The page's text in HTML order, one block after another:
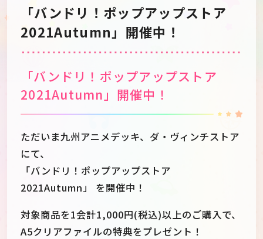
Artist Anime
Schedule About
Goods
「バンドリ！ポップアップストア
2021Autumn」開催中！
「バンドリ！ポップアップストア
2021Autumn」開催中！
ただいま九州アニメデッキ、ダ・ヴィンチストア
にて、
「バンドリ！ポップアップストア
2021Autumn」 を開催中！
対象商品を1会計1,000円(税込)以上のご購入で、
A5クリアファイルの特典をプレゼント！